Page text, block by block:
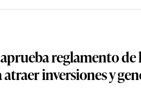
reglamento de
atraer inversiones y